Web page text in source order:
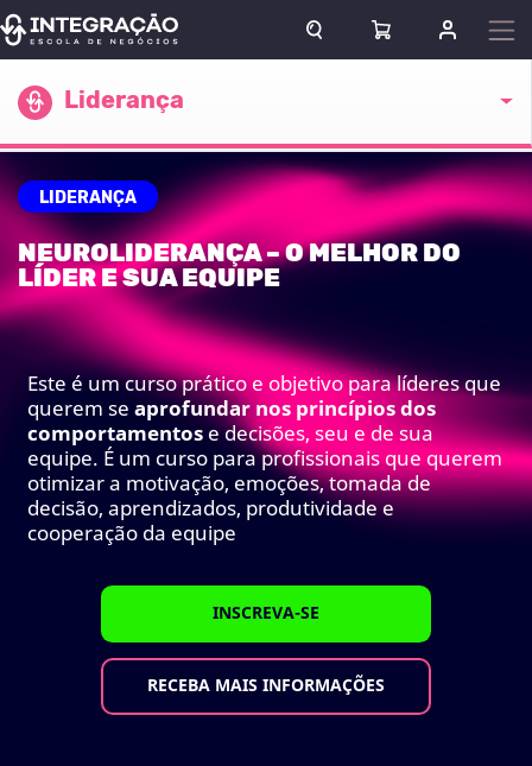
Pular para o conteúdo
ABRIR CAMPO DE BUSCA
ABRIR CARRINHO
ENTRAR
Liderança
LIDERANÇA
NEUROLIDERANÇA – O MELHOR DO
LÍDER E SUA EQUIPE
Este é um curso prático e objetivo para líderes que
querem se aprofundar nos princípios dos
comportamentos e decisões, seu e de sua
equipe. É um curso para profissionais que querem
otimizar a motivação, emoções, tomada de
decisão, aprendizados, produtividade e
cooperação da equipe
INSCREVA-SE
RECEBA MAIS INFORMAÇÕES